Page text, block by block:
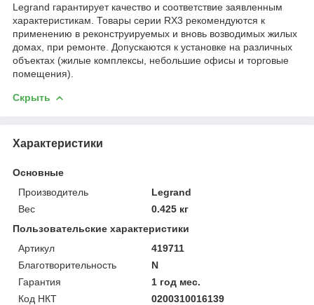
Legrand гарантирует качество и соответствие заявленным
характеристикам. Товары серии RX3 рекомендуются к
применению в реконструируемых и вновь возводимых жилых
домах, при ремонте. Допускаются к установке на различных
объектах (жилые комплексы, небольшие офисы и торговые
помещения).
Скрыть
Характеристики
Основные
Производитель
Legrand
Вес
0.425 кг
Пользовательские характеристики
Артикул
419711
Благотворительность
N
Гарантия
1 год мес.
Код НКТ
0200310016139